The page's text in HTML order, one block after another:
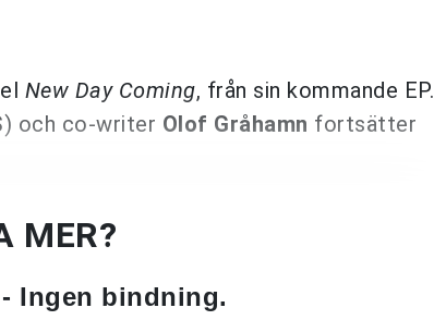
New Day Coming, från sin kommande EP.
) och co-writer Olof Gråhamn fortsätter
MER?
Ingen bindning.